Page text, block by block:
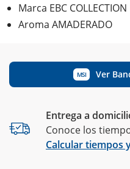
Marca EBC COLLECTION
Aroma AMADERADO
MSI Ver
Entrega a
Conoce los
Calcular tiempos